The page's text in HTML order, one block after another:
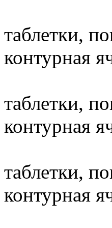
таблетки,
контурная
таблетки,
контурная
таблетки,
контурная